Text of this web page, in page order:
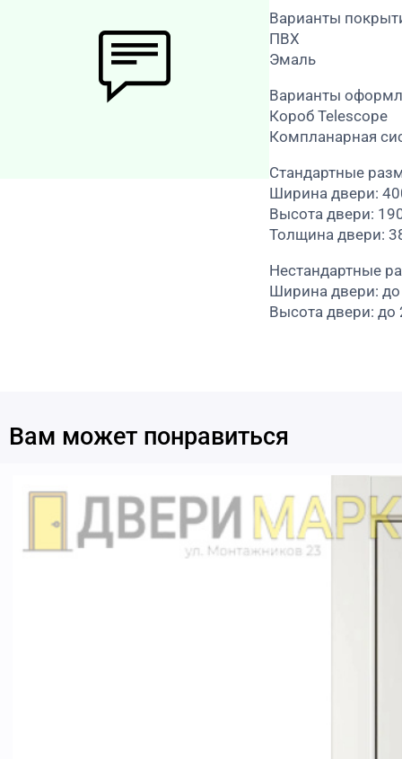
Варианты
ПВХ
Эмаль
Варианты
Короб Telescope
Компланарная
Стандартные
Ширина двери:
Высота двери:
Толщина двери:
Нестандартные
Ширина двери:
Высота двери:
Вам может понравиться